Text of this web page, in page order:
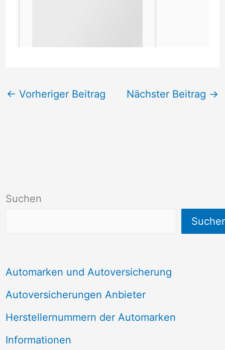
Suchen
Automarken und Autoversicherung
Autoversicherungen Anbieter
Herstellernummern der Automarken
Informationen
← Vorheriger Beitrag Nächster Beitrag →